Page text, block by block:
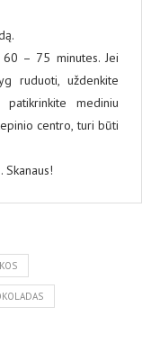
– 75 minutes. Jei
ruduoti, uždenkite
mediniu
centro, turi būti
Skanaus!